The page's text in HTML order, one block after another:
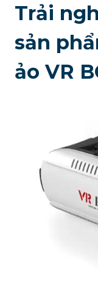
Trải
sản
ảo VR